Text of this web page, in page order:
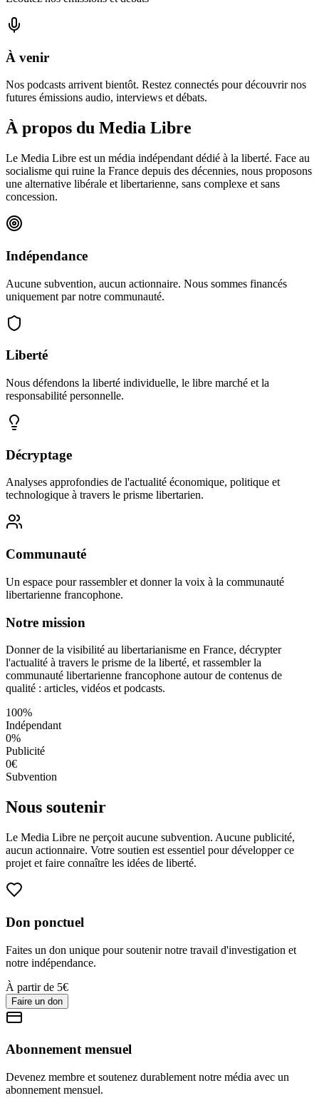
À venir
Nos podcasts arrivent bientôt. Restez connectés pour découvrir nos
futures émissions audio, interviews et débats.
À propos du Media Libre
Le Media Libre est un média indépendant dédié à la liberté. Face au
socialisme qui ruine la France depuis des décennies, nous proposons
une alternative libérale et libertarienne, sans complexe et sans
concession.
Indépendance
Aucune subvention, aucun actionnaire. Nous sommes financés
uniquement par notre communauté.
Liberté
Nous défendons la liberté individuelle, le libre marché et la
responsabilité personnelle.
Décryptage
Analyses approfondies de l'actualité économique, politique et
technologique à travers le prisme libertarien.
Communauté
Un espace pour rassembler et donner la voix à la communauté
libertarienne francophone.
Notre mission
Donner de la visibilité au libertarianisme en France, décrypter
l'actualité à travers le prisme de la liberté, et rassembler la
communauté libertarienne francophone autour de contenus de
qualité : articles, vidéos et podcasts.
100%
Indépendant
0%
Publicité
0€
Subvention
Nous soutenir
Le Media Libre ne perçoit aucune subvention. Aucune publicité,
aucun actionnaire. Votre soutien est essentiel pour développer ce
projet et faire connaître les idées de liberté.
Don ponctuel
Faites un don unique pour soutenir notre travail d'investigation et
notre indépendance.
À partir de 5€
Faire un don
Abonnement mensuel
Devenez membre et soutenez durablement notre média avec un
abonnement mensuel.